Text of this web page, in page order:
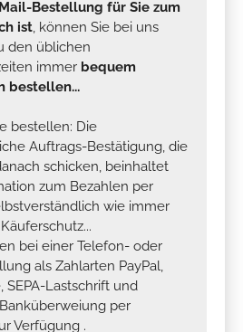
Bestellung für Sie zum
ist, können Sie bei uns
den üblichen
immer bequem
bestellen...
bestellen: Die
Auftrags-Bestätigung, die
schicken, beinhaltet
zum Bezahlen per
wie immer
bei einer Telefon- oder
als Zahlarten PayPal,
SEPA-Lastschrift und
per
Verfügung .